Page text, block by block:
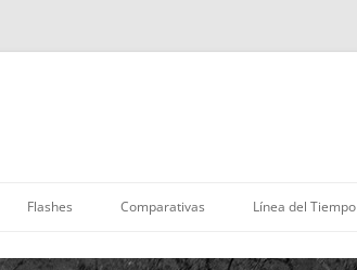
al
contenido
Flashes Comparativas Línea del Tiempo